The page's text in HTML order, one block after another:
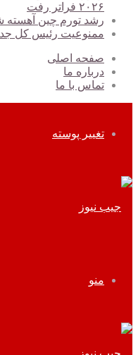
۲۰۲۶ فراتر رفت
رشد تورم چین آهسته
ممنوعیت رئیس کل
صفحه اصلی
درباره ما
تماس با ما
تغییر پوسته
منو